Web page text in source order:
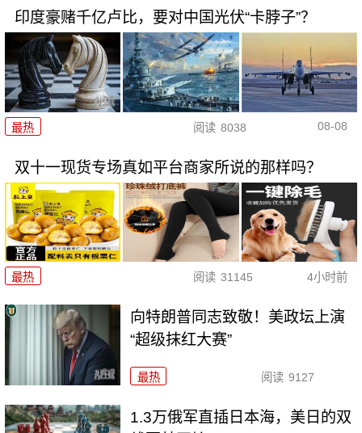
印度豪赌千亿卢比，要对中国光伏“卡脖子”？
最热 阅读 8038 08-08
双十一现货专场真如平台商家所说的那样吗？
最热 阅读 31145 4小时前
向特朗普同志致敬！美政坛上演
“超级抹红大赛”
最热 阅读 9127
1.3万俄军直插日本海，美日的双